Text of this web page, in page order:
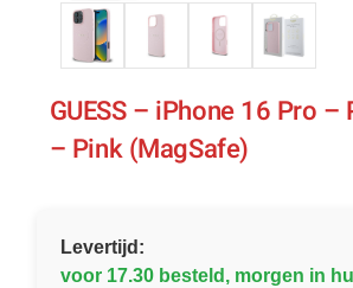
GUESS – iPhone 16 Pro –
– Pink (MagSafe)
Levertijd:
voor 17.30 besteld, morgen in